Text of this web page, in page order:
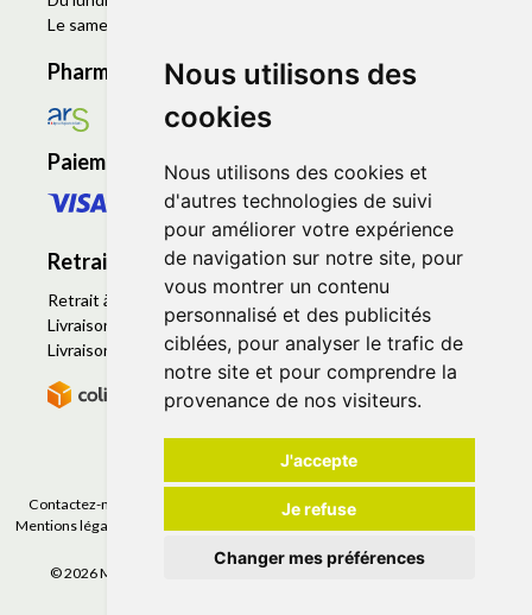
Nous utilisons des
cookies
Nous utilisons des cookies et
d'autres technologies de suivi
pour améliorer votre expérience
de navigation sur notre site, pour
vous montrer un contenu
personnalisé et des publicités
ciblées, pour analyser le trafic de
notre site et pour comprendre la
provenance de nos visiteurs.
J'accepte
Je refuse
Changer mes préférences
Le samedi de 9h à 19h
Pharmacie en ligne agréée
Paiement sécurisé
Retrait - Livraison
Retrait à la pharmacie - Click & Collect
Livraison en Point Relais
Livraison à domicile
Contactez-nous | Déclarer un effet indésirable
Mentions légales
Préférences Cookies
© 2026 Mapharmacieenligne
Tous droits réservés.